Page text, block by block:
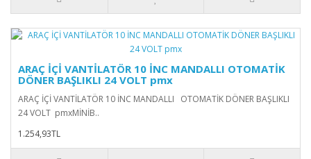
ARAÇ İÇİ VANTİLATÖR 10 İNC MANDALLI OTOMATİK
DÖNER BAŞLIKLI 24 VOLT pmx
ARAÇ İÇİ VANTİLATÖR 10 İNC MANDALLI OTOMATİK DÖNER BAŞLIKLI
24 VOLT pmxMİNİB..
1.254,93TL